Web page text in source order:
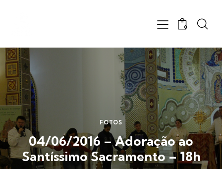
0
FOTOS
04/06/2016 – Adoração ao
Santíssimo Sacramento – 18h